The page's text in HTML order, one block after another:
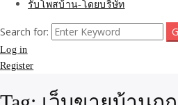
รับโพสบ้าน-โดยบริษัท
Search for:
Log in
Register